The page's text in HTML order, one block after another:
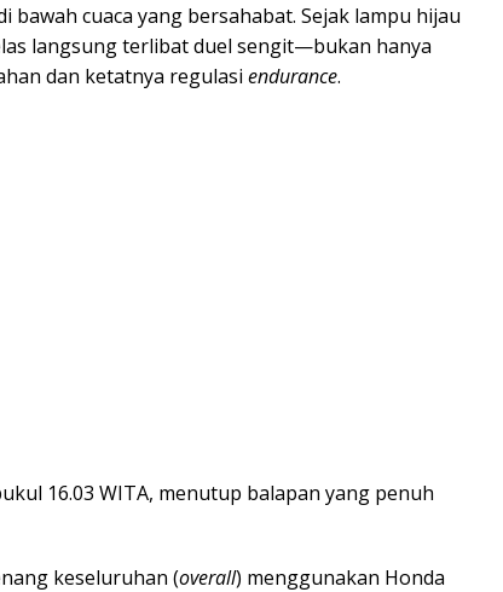
bawah cuaca yang bersahabat. Sejak lampu hijau
langsung terlibat duel sengit—bukan hanya
dan ketatnya regulasi endurance.
16.03 WITA, menutup balapan yang penuh
keseluruhan (overall) menggunakan Honda